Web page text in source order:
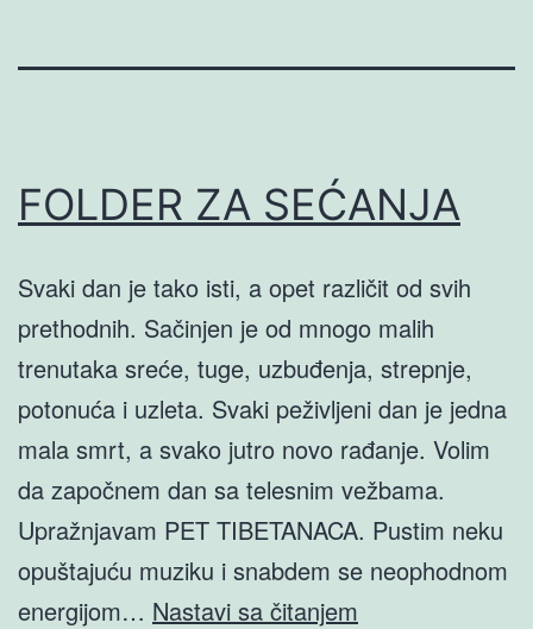
FOLDER ZA SEĆANJA
Svaki dan je tako isti, a opet različit od svih
prethodnih. Sačinjen je od mnogo malih
trenutaka sreće, tuge, uzbuđenja, strepnje,
potonuća i uzleta. Svaki peživljeni dan je jedna
mala smrt, a svako jutro novo rađanje. Volim
da započnem dan sa telesnim vežbama.
Upražnjavam PET TIBETANACA. Pustim neku
opuštajuću muziku i snabdem se neophodnom
energijom… Nastavi sa čitanjem